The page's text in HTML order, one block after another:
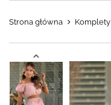
Strona główna Komplety